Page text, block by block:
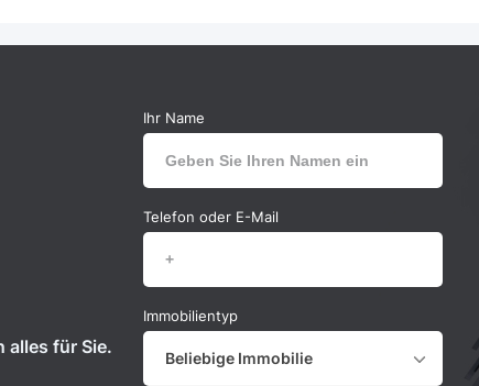
alles für Sie.
Ihr Name
Telefon oder E-Mail
Immobilientyp
Beliebige Immobilie